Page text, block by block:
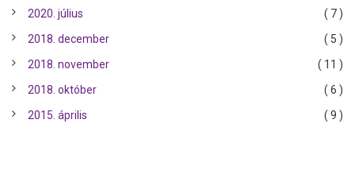
2020. július
( 7 )
2018. december
( 5 )
2018. november
( 11 )
2018. október
( 6 )
2015. április
( 9 )